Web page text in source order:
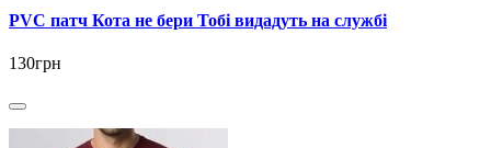
PVC патч Кота не бери Тобі видадуть на службі
130грн